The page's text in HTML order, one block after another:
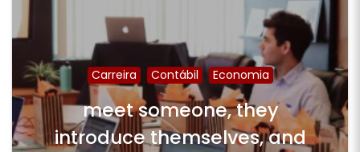
Carreira Contábil Economia
meet someone, they
introduce themselves, and